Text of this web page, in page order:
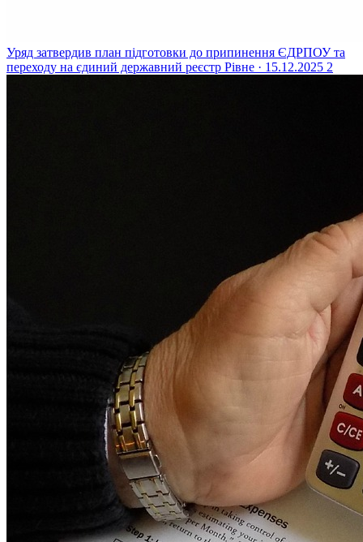
Уряд затвердив план підготовки до припинення ЄДРПОУ та
переходу на єдиний державний реєстр Рівне · 15.12.2025 2